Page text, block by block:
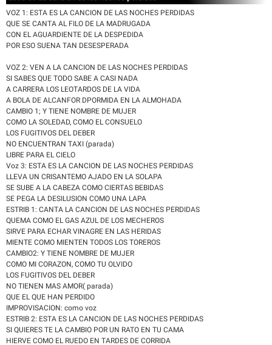
VOZ 1: ESTA ES LA CANCION DE LAS NOCHES PERDIDAS
QUE SE CANTA AL FILO DE LA MADRUGADA
CON EL AGUARDIENTE DE LA DESPEDIDA
POR ESO SUENA TAN DESESPERADA
VOZ 2: VEN A LA CANCION DE LAS NOCHES PERDIDAS
SI SABES QUE TODO SABE A CASI NADA
A CARRERA LOS LEOTARDOS DE LA VIDA
A BOLA DE ALCANFOR DPORMIDA EN LA ALMOHADA
CAMBIO 1; Y TIENE NOMBRE DE MUJER
COMO LA SOLEDAD, COMO EL CONSUELO
LOS FUGITIVOS DEL DEBER
NO ENCUENTRAN TAXI (parada)
LIBRE PARA EL CIELO
Voz 3: ESTA ES LA CANCION DE LAS NOCHES PERDIDAS
LLEVA UN CRISANTEMO AJADO EN LA SOLAPA
SE SUBE A LA CABEZA COMO CIERTAS BEBIDAS
SE PEGA LA DESILUSION COMO UNA LAPA
ESTRIB 1: CANTA LA CANCION DE LAS NOCHES PERDIDAS
QUEMA COMO EL GAS AZUL DE LOS MECHEROS
SIRVE PARA ECHAR VINAGRE EN LAS HERIDAS
MIENTE COMO MIENTEN TODOS LOS TOREROS
CAMBIO2: Y TIENE NOMBRE DE MUJER
COMO MI CORAZON, COMO TU OLVIDO
LOS FUGITIVOS DEL DEBER
NO TIENEN MAS AMOR( parada)
QUE EL QUE HAN PERDIDO
IMPROVISACION: como voz
ESTRIB 2: ESTA ES LA CANCION DE LAS NOCHES PERDIDAS
SI QUIERES TE LA CAMBIO POR UN RATO EN TU CAMA
HIERVE COMO EL RUEDO EN TARDES DE CORRIDA